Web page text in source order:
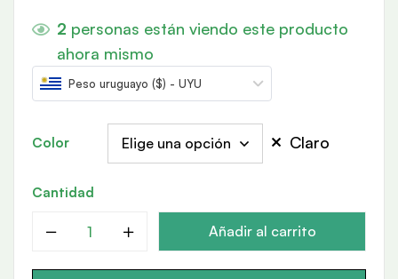
2 personas están viendo este producto
ahora mismo
Peso uruguayo ($) - UYU
Color Claro
Cantidad
Añadir al carrito